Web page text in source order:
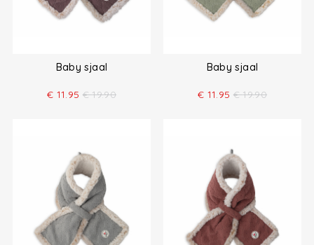
Baby sjaal
€ 11.95 € 19.90
Baby sjaal
€ 11.95 € 19.90